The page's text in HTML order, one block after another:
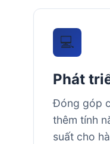
💻
Phát
Đóng góp
thêm tính
suất cho